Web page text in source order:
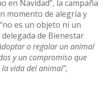
en Navidad”, la campaña
momento de alegría y
es un objeto ni un
de Bienestar
o regalar un animal
y un compromiso que
vida del animal”,